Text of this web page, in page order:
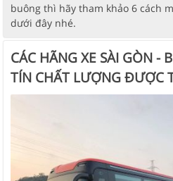
buông thì hãy tham khảo 6 cách
dưới đây nhé.
CÁC HÃNG XE SÀI GÒN -
TÍN CHẤT LƯỢNG ĐƯỢC